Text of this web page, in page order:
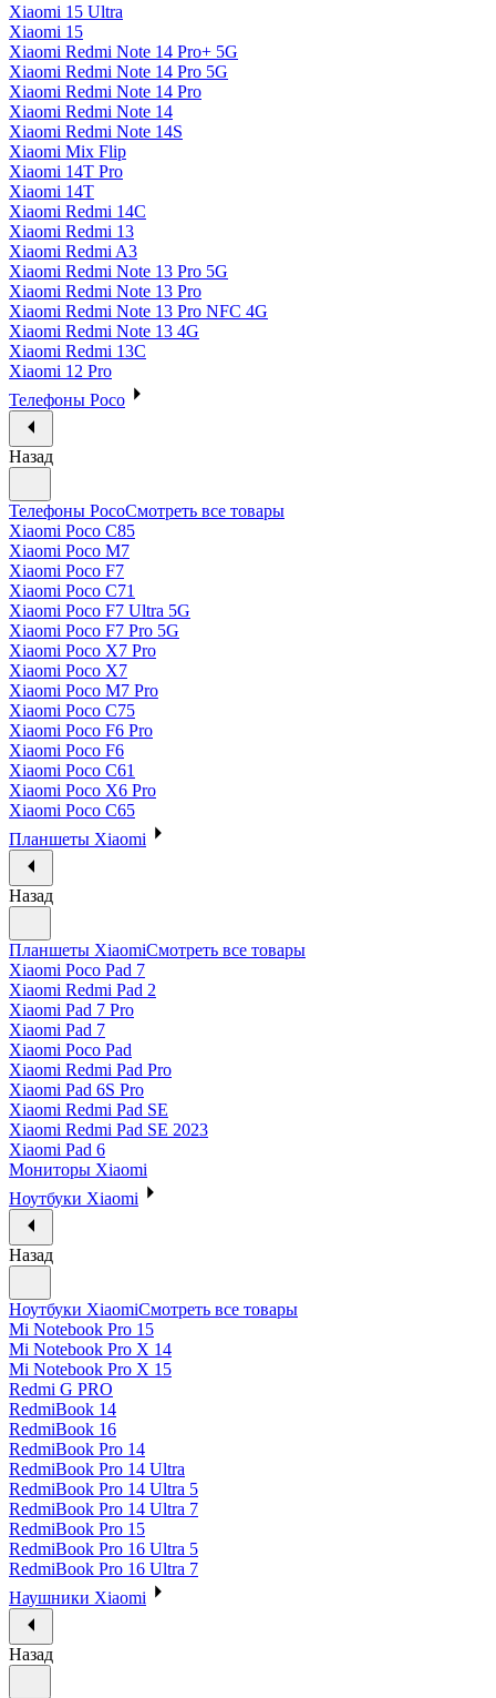
Xiaomi 15 Ultra
Xiaomi 15
Xiaomi Redmi Note 14 Pro+ 5G
Xiaomi Redmi Note 14 Pro 5G
Xiaomi Redmi Note 14 Pro
Xiaomi Redmi Note 14
Xiaomi Redmi Note 14S
Xiaomi Mix Flip
Xiaomi 14T Pro
Xiaomi 14T
Xiaomi Redmi 14C
Xiaomi Redmi 13
Xiaomi Redmi A3
Xiaomi Redmi Note 13 Pro 5G
Xiaomi Redmi Note 13 Pro
Xiaomi Redmi Note 13 Pro NFC 4G
Xiaomi Redmi Note 13 4G
Xiaomi Redmi 13C
Xiaomi 12 Pro
Телефоны Poco
Назад
Телефоны PocoСмотреть все товары
Xiaomi Poco C85
Xiaomi Poco M7
Xiaomi Poco F7
Xiaomi Poco C71
Xiaomi Poco F7 Ultra 5G
Xiaomi Poco F7 Pro 5G
Xiaomi Poco X7 Pro
Xiaomi Poco X7
Xiaomi Poco M7 Pro
Xiaomi Poco C75
Xiaomi Poco F6 Pro
Xiaomi Poco F6
Xiaomi Poco C61
Xiaomi Poco X6 Pro
Xiaomi Poco C65
Планшеты Xiaomi
Назад
Планшеты XiaomiСмотреть все товары
Xiaomi Poco Pad 7
Xiaomi Redmi Pad 2
Xiaomi Pad 7 Pro
Xiaomi Pad 7
Xiaomi Poco Pad
Xiaomi Redmi Pad Pro
Xiaomi Pad 6S Pro
Xiaomi Redmi Pad SE
Xiaomi Redmi Pad SE 2023
Xiaomi Pad 6
Мониторы Xiaomi
Ноутбуки Xiaomi
Назад
Ноутбуки XiaomiСмотреть все товары
Mi Notebook Pro 15
Mi Notebook Pro X 14
Mi Notebook Pro X 15
Redmi G PRO
RedmiBook 14
RedmiBook 16
RedmiBook Pro 14
RedmiBook Pro 14 Ultra
RedmiBook Pro 14 Ultra 5
RedmiBook Pro 14 Ultra 7
RedmiBook Pro 15
RedmiBook Pro 16 Ultra 5
RedmiBook Pro 16 Ultra 7
Наушники Xiaomi
Назад